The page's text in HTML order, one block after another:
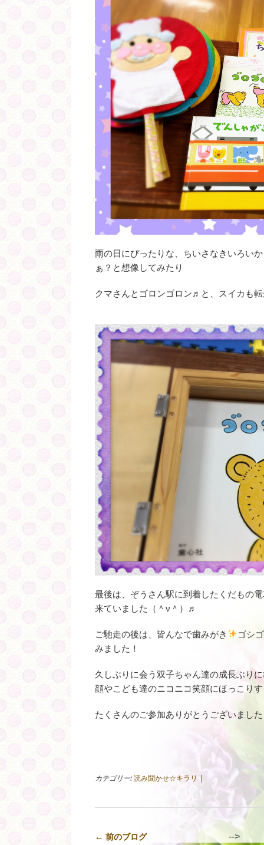
雨の日にぴったりな、ちいさなきいろい
ぁ？と想像してみたり
クマさんとゴロンゴロン♬と、スイカも
最後は、ぞうさん駅に到着したくだもの
来ていました（＾ν＾）♬
ご馳走の後は、皆んなで歯みがき
ゴシ
みました！
久しぶりに会う双子ちゃん達の成長ぶり
顔やこども達のニコニコ笑顔にほっこり
たくさんのご参加ありがとうございまし
カテゴリー: 読み聞かせ☆キラリ
← 前のブログ -->